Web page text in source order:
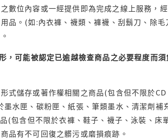
數位內容或一經提供即為完成之線上服務，
品。(如:內衣褲、襪類、褲襪、刮鬍刀、除毛
，可能被認定已逾越檢查商品之必要程度而
式儲存或著作權相關之商品(包含但不限於
墨水匣、碳粉匣、紙張、筆類墨水、清潔劑
(包含但不限於衣褲、鞋子、襪子、泳裝、
品有不可回復之髒污或磨損痕跡。